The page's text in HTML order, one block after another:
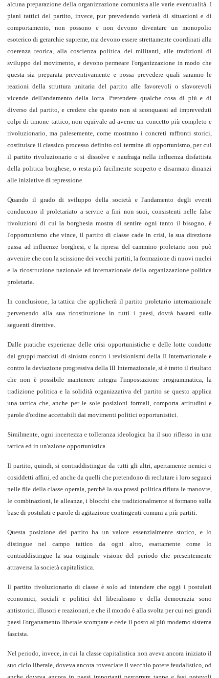
alcuna preparazione della organizzazione comunista alle varie eventualità. I
piani tattici del partito, invece, pur prevedendo varietà di situazioni e di
comportamento, non possono e non devono diventare un monopolio
esoterico di gerarchie supreme, ma devono essere strettamente coordinati alla
coerenza teorica, alla coscienza politica dei militanti, alle tradizioni di
sviluppo del movimento, e devono permeare l'organizzazione in modo che
questa sia preparata preventivamente e possa prevedere quali saranno le
reazioni della struttura unitaria del partito alle favorevoli o sfavorevoli
vicende dell'andamento della lotta. Pretendere qualche cosa di più e di
diverso dal partito, e credere che questo non si sconquassi ad impreveduti
colpi di timone tattico, non equivale ad averne un concetto più completo e
rivoluzionario, ma palesemente, come mostrano i concreti raffronti storici,
costituisce il classico processo definito col termine di opportunismo, per cui
il partito rivoluzionario o si dissolve e naufraga nella influenza disfattista
della politica borghese, o resta più facilmente scoperto e disarmato dinanzi
alle iniziative di repressione.
Quando il grado di sviluppo della società e l'andamento degli eventi
conducono il proletariato a servire a fini non suoi, consistenti nelle false
rivoluzioni di cui la borghesia mostra di sentire ogni tanto il bisogno, è
l'opportunismo che vince, il partito di classe cade in crisi, la sua direzione
passa ad influenze borghesi, e la ripresa del cammino proletario non può
avvenire che con la scissione dei vecchi partiti, la formazione di nuovi nuclei
e la ricostruzione nazionale ed internazionale della organizzazione politica
proletaria.
In conclusione, la tattica che applicherà il partito proletario internazionale
pervenendo alla sua ricostituzione in tutti i paesi, dovrà basarsi sulle
seguenti direttive.
Dalle pratiche esperienze delle crisi opportunistiche e delle lotte condotte
dai gruppi marxisti di sinistra contro i revisionismi della II Internazionale e
contro la deviazione progressiva della III Internazionale, si è tratto il risultato
che non è possibile mantenere integra l'impostazione programmatica, la
tradizione politica e la solidità organizzativa del partito se questo applica
una tattica che, anche per le sole posizioni formali, comporta attitudini e
parole d'ordine accettabili dai movimenti politici opportunistici.
Similmente, ogni incertezza e tolleranza ideologica ha il suo riflesso in una
tattica ed in un'azione opportunistica.
Il partito, quindi, si contraddistingue da tutti gli altri, apertamente nemici o
cosiddetti affini, ed anche da quelli che pretendono di reclutare i loro seguaci
nelle file della classe operaia, perché la sua prassi politica rifiuta le manovre,
le combinazioni, le alleanze, i blocchi che tradizionalmente si formano sulla
base di postulati e parole di agitazione contingenti comuni a più partiti.
Questa posizione del partito ha un valore essenzialmente storico, e lo
distingue nel campo tattico da ogni altro, esattamente come lo
contraddistingue la sua originale visione del periodo che presentemente
attraversa la società capitalistica.
Il partito rivoluzionario di classe è solo ad intendere che oggi i postulati
economici, sociali e politici del liberalismo e della democrazia sono
antistorici, illusori e reazionari, e che il mondo è alla svolta per cui nei grandi
paesi l'organamento liberale scompare e cede il posto al più moderno sistema
fascista.
Nel periodo, invece, in cui la classe capitalistica non aveva ancora iniziato il
suo ciclo liberale, doveva ancora rovesciare il vecchio potere feudalistico, od